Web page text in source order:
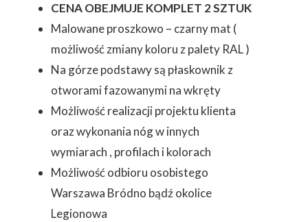
CENA OBEJMUJE KOMPLET 2 SZTUK
Malowane proszkowo – czarny mat (
możliwość zmiany koloru z palety RAL )
Na górze podstawy są płaskownik z
otworami fazowanymi na wkręty
Możliwość realizacji projektu klienta
oraz wykonania nóg w innych
wymiarach , profilach i kolorach
Możliwość odbioru osobistego
Warszawa Bródno bądź okolice
Legionowa